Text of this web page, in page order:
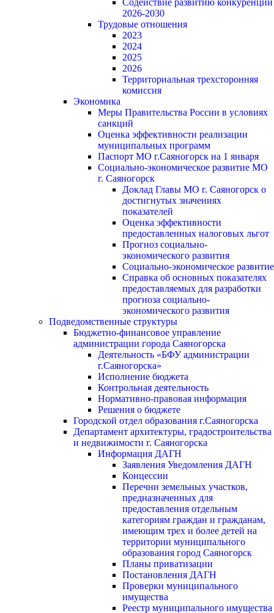
Содействие развитию конкуренции
2026-2030
Трудовые отношения
2023
2024
2025
2026
Территориальная трехсторонняя
комиссия
Экономика
Меры Правительства России в условиях
санкций
Оценка эффективности реализации
муниципальных программ
Паспорт МО г.Саяногорск на 1 января
Социально-экономическое развитие МО
г. Саяногорск
Доклад Главы МО г. Саяногорск о
достигнутых значениях
показателей
Оценка эффективности
предоставленных налоговых льгот
Прогноз социально-
экономического развития
Социально-экономическое развитие
Справка об основных показателях
предоставляемых для разработки
прогноза социально-
экономического развития
Подведомственные структуры
Бюджетно-финансовое управление
администрации города Саяногорска
Деятельность «БФУ администрации
г.Саяногорска»
Исполнение бюджета
Контрольная деятельность
Нормативно-правовая информация
Решения о бюджете
Городской отдел образования г.Саяногорска
Департамент архитектуры, градостроительства
и недвижимости г. Саяногорска
Информация ДАГН
Заявления Уведомления ДАГН
Концессии
Перечни земельных участков,
предназначенных для
предоставления отдельным
категориям граждан и гражданам,
имеющим трех и более детей на
территории муниципального
образования город Саяногорск
Планы приватизации
Постановления ДАГН
Проверки муниципального
имущества
Реестр муниципального имущества